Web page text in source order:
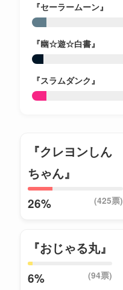
『セーラームーン』
『幽☆遊☆白書』
『スラムダンク』
『クレヨンしん
ちゃん』
26% (425票)
『おじゃる丸』
6% (94票)